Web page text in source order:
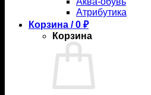
Атрибутика
Корзина /0 ₽
Корзина